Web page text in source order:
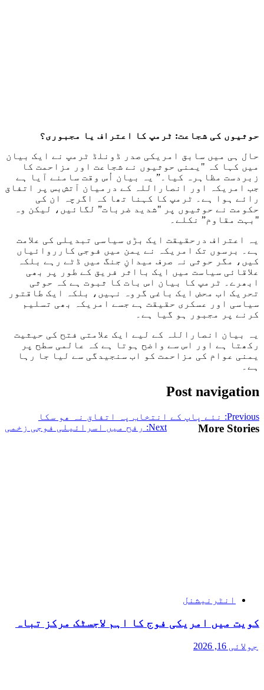
حوثیوں کی شجاعت: ٹرمپ کا اعتراف یا مجبوری؟
حال ہی میں سابق امریکی صدر ڈونلڈ ٹرمپ نے ایک بیان
میں کہا کہ "یمنی حوثیوں نے شجاعت اور مزاحمت کا
زبردست مظاہرہ کیا۔” یہ بیان اُس وقت سامنے آیا ہے
جب امریکہ اور انصاراللہ کے درمیان آتش‌بس پر اتفاق
رائے ہوا ہے۔ ٹرمپ کا کہنا تھا کہ اگرچہ ان کی
حکومت نے حوثیوں پر "شدید ضربات” لگائیں، لیکن وہ
"بہت مقاوم” نکلے۔
یہ اعتراف درحقیقت ایک بڑی سیاسی تبدیلی کی علامت
ہے۔ برسوں تک امریکہ نے یمن میں فوجی کارروائیاں
کیں، مگر حوثی نہ صرف میدانِ جنگ میں ڈٹے رہے بلکہ
علاقائی سیاست میں ایک بااثر فریق کے طور پر بھی
ابھرے۔ ٹرمپ کا بیان اس بات کا ثبوت ہے کہ حوثی
تحریک اب محض ایک باغی گروہ نہیں، بلکہ ایک طاقتور
سیاسی اور عسکری حقیقت ہے جسے امریکہ بھی تسلیم
کرنے پر مجبور ہو گیا ہے۔
یہ بیان انصاراللہ کے لیے ایک علامتی فتح کی حیثیت
رکھتا ہے اور اس سے واضح ہوتا ہے کہ عالمی سطح پر
یمنی عوام کی مزاحمت کو اب سنجیدگی سے لیا جا رہا
ہے۔
Post navigation
Previous:
نئے پاپ کے انتخاب پہ اتفاق نہ ھو سکا
Next:
رفح میں اسرائیلی فوجی زخمی More Stories
انٹرنیشنل
کویت میں امریکی فوج کا اہم لاجسٹک مرکز تباہ
جولائی 16, 2026